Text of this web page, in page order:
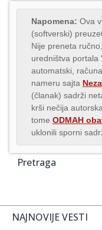
Napomena: Ova
(softverski)
Nije preneta
uredništva portala
automatski,
nameru sajta
(članak) sadrži
krši nečija
tome ODMAH
uklonili sporni
Pretraga
NAJNOVIJE VESTI